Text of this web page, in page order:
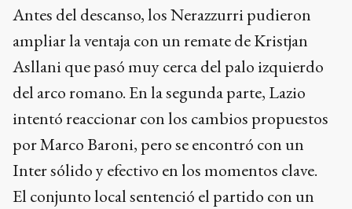
Antes del descanso, los Nerazzurri pudieron
ampliar la ventaja con un remate de Kristjan
Asllani que pasó muy cerca del palo izquierdo
del arco romano. En la segunda parte, Lazio
intentó reaccionar con los cambios propuestos
por Marco Baroni, pero se encontró con un
Inter sólido y efectivo en los momentos clave.
El conjunto local sentenció el partido con un